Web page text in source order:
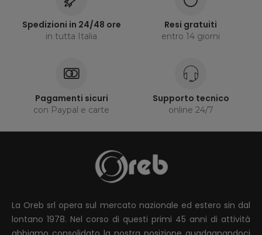
Spedizioni in 24/48 ore
in tutta Italia
Resi gratuiti
entro 14 giorni
Pagamenti sicuri
con Paypal e carte
Supporto tecnico
online 24/7
La Oreb srl opera sul mercato nazionale ed estero sin dal
lontano 1978. Nel corso di questi primi 45 anni di attività